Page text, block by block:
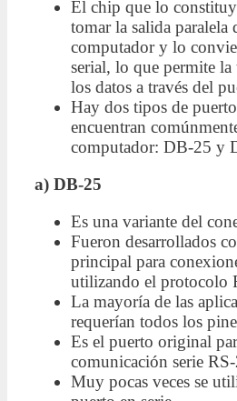
El chip que lo
tomar la salida paralela
computador y lo
serial, lo que permite
los datos a través del
Hay dos tipos de
encuentran
computador: DB-25 y
a) DB-25
Es una variante del
Fueron desarrollados
principal para
utilizando el protocolo
La mayoría de las
requerían todos los
Es el puerto original
comunicación serie
Muy pocas veces se